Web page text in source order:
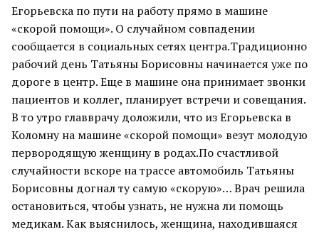
Егорьевска по пути на работу прямо в машине
«скорой помощи». О случайном совпадении
сообщается в социальных сетях центра.Традиционно
рабочий день Татьяны Борисовны начинается уже по
дороге в центр. Еще в машине она принимает звонки
пациентов и коллег, планирует встречи и совещания.
В то утро главврачу доложили, что из Егорьевска в
Коломну на машине «скорой помощи» везут молодую
первородящую женщину в родах.По счастливой
случайности вскоре на трассе автомобиль Татьяны
Борисовны догнал ту самую «скорую»… Врач решила
остановиться, чтобы узнать, не нужна ли помощь
медикам. Как выяснилось, женщина, находившаяся